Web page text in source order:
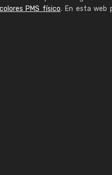
PMS físico. En esta web